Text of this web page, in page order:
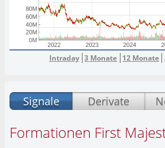
Intraday 3 Monate 12 Monate
Signale Derivate
Formationen First